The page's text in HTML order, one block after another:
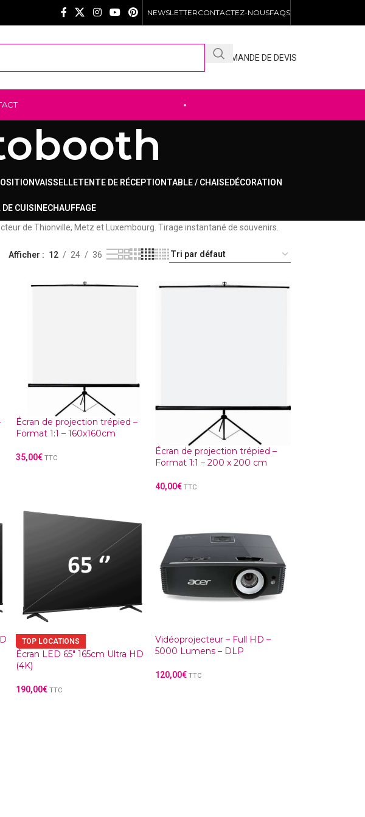
NEWSLETTERCONTACTEZ-NOUSFAQS
DEMANDE DE DEVIS
VAISSELLETENTE DE RÉCEPTIONTABLE / CHAISEDÉCORATION
CUISINECHAUFFAGE
de Thionville, Metz et Luxembourg. Tirage instantané de souvenirs.
Afficher 12 24 36
Écran de projection trépied –
Format 1:1 – 160x160cm
35,00€ TTC
Écran de projection trépied –
Format 1:1 – 200 x 200 cm
40,00€ TTC
TOP LOCATIONS
Écran LED 65″ 165cm Ultra HD
(4K)
190,00€ TTC
Vidéoprojecteur – Full HD –
5000 Lumens – DLP
120,00€ TTC